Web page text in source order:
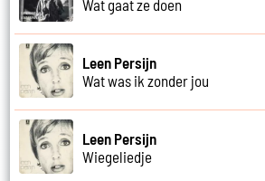
Wat gaat ze doen
Leen Persijn
Wat was ik zonder jou
Leen Persijn
Wiegeliedje